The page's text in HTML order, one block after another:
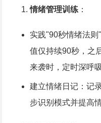
情绪管理训练：
实践"90秒情绪法
值仅持续90秒，之
来袭时，定时深呼
建立情绪日记：记
步识别模式并提高